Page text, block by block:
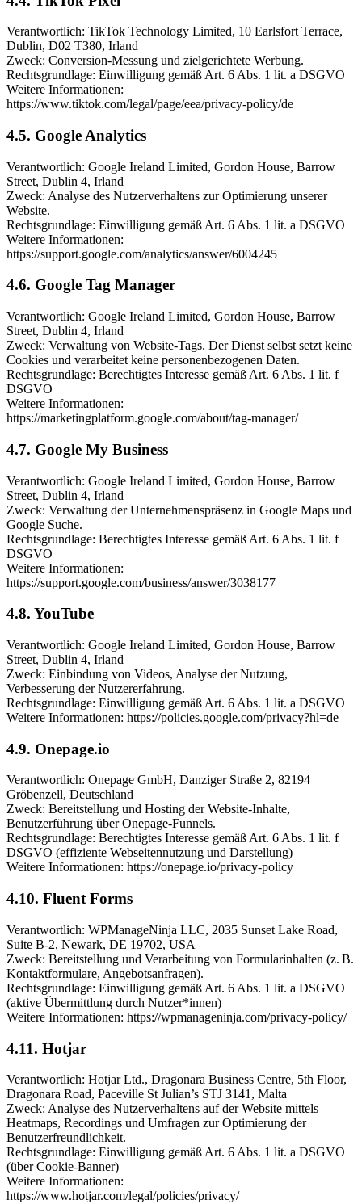
Verantwortlich: TikTok Technology Limited, 10 Earlsfort Terrace,
Dublin, D02 T380, Irland
Zweck: Conversion-Messung und zielgerichtete Werbung.
Rechtsgrundlage: Einwilligung gemäß Art. 6 Abs. 1 lit. a DSGVO
Weitere Informationen:
https://www.tiktok.com/legal/page/eea/privacy-policy/de
4.5. Google Analytics
Verantwortlich: Google Ireland Limited, Gordon House, Barrow
Street, Dublin 4, Irland
Zweck: Analyse des Nutzerverhaltens zur Optimierung unserer
Website.
Rechtsgrundlage: Einwilligung gemäß Art. 6 Abs. 1 lit. a DSGVO
Weitere Informationen:
https://support.google.com/analytics/answer/6004245
4.6. Google Tag Manager
Verantwortlich: Google Ireland Limited, Gordon House, Barrow
Street, Dublin 4, Irland
Zweck: Verwaltung von Website-Tags. Der Dienst selbst setzt keine
Cookies und verarbeitet keine personenbezogenen Daten.
Rechtsgrundlage: Berechtigtes Interesse gemäß Art. 6 Abs. 1 lit. f
DSGVO
Weitere Informationen:
https://marketingplatform.google.com/about/tag-manager/
4.7. Google My Business
Verantwortlich: Google Ireland Limited, Gordon House, Barrow
Street, Dublin 4, Irland
Zweck: Verwaltung der Unternehmenspräsenz in Google Maps und
Google Suche.
Rechtsgrundlage: Berechtigtes Interesse gemäß Art. 6 Abs. 1 lit. f
DSGVO
Weitere Informationen:
https://support.google.com/business/answer/3038177
4.8. YouTube
Verantwortlich: Google Ireland Limited, Gordon House, Barrow
Street, Dublin 4, Irland
Zweck: Einbindung von Videos, Analyse der Nutzung,
Verbesserung der Nutzererfahrung.
Rechtsgrundlage: Einwilligung gemäß Art. 6 Abs. 1 lit. a DSGVO
Weitere Informationen: https://policies.google.com/privacy?hl=de
4.9. Onepage.io
Verantwortlich: Onepage GmbH, Danziger Straße 2, 82194
Gröbenzell, Deutschland
Zweck: Bereitstellung und Hosting der Website-Inhalte,
Benutzerführung über Onepage-Funnels.
Rechtsgrundlage: Berechtigtes Interesse gemäß Art. 6 Abs. 1 lit. f
DSGVO (effiziente Webseitennutzung und Darstellung)
Weitere Informationen: https://onepage.io/privacy-policy
4.10. Fluent Forms
Verantwortlich: WPManageNinja LLC, 2035 Sunset Lake Road,
Suite B-2, Newark, DE 19702, USA
Zweck: Bereitstellung und Verarbeitung von Formularinhalten (z. B.
Kontaktformulare, Angebotsanfragen).
Rechtsgrundlage: Einwilligung gemäß Art. 6 Abs. 1 lit. a DSGVO
(aktive Übermittlung durch Nutzer*innen)
Weitere Informationen: https://wpmanageninja.com/privacy-policy/
4.11. Hotjar
Verantwortlich: Hotjar Ltd., Dragonara Business Centre, 5th Floor,
Dragonara Road, Paceville St Julian’s STJ 3141, Malta
Zweck: Analyse des Nutzerverhaltens auf der Website mittels
Heatmaps, Recordings und Umfragen zur Optimierung der
Benutzerfreundlichkeit.
Rechtsgrundlage: Einwilligung gemäß Art. 6 Abs. 1 lit. a DSGVO
(über Cookie-Banner)
Weitere Informationen:
https://www.hotjar.com/legal/policies/privacy/